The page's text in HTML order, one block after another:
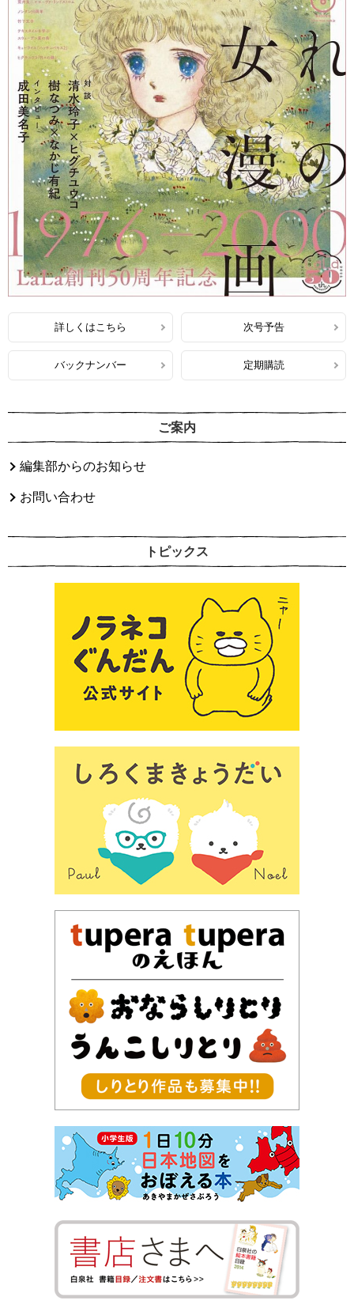
詳しくはこちら 次号予告
バックナンバー 定期購読
ご案内
編集部からのお知らせ
お問い合わせ
トピックス